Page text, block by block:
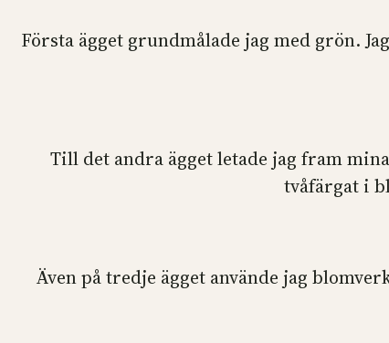
Första ägget grundmålade jag med grön.
Till det andra ägget letade jag fram
tvåfärgat i
Även på tredje ägget använde jag